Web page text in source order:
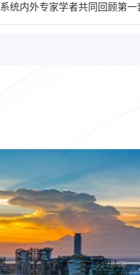
系统内外专家学者共同回顾第一